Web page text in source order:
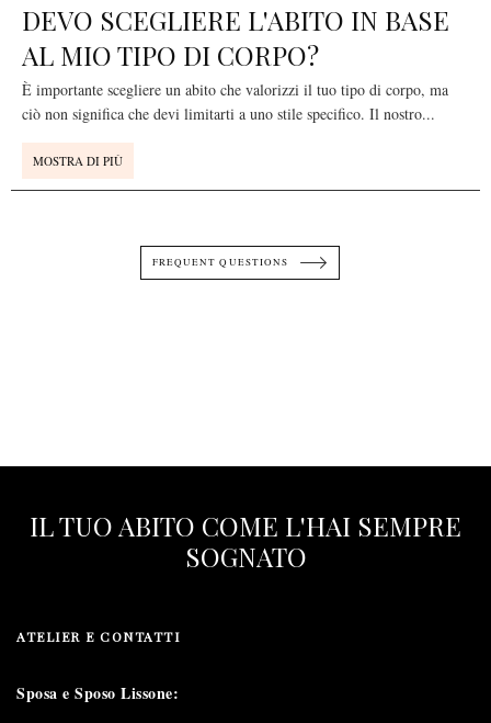
DEVO SCEGLIERE L'ABITO IN BASE
AL MIO TIPO DI CORPO?
È importante scegliere un abito che valorizzi il tuo tipo di corpo, ma
ciò non significa che devi limitarti a uno stile specifico. Il nostro...
MOSTRA DI PIÙ
FREQUENT QUESTIONS
IL TUO ABITO COME L'HAI SEMPRE
SOGNATO
ATELIER E CONTATTI
Sposa e Sposo Lissone: